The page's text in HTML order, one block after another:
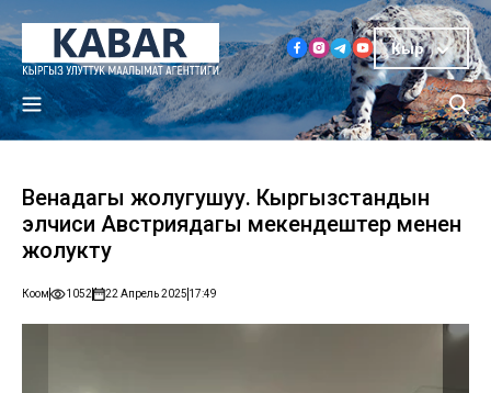
Кыр
Венадагы жолугушуу. Кыргызстандын
элчиси Австриядагы мекендештер менен
жолукту
Коом 1052 22 Апрель 2025 17:49